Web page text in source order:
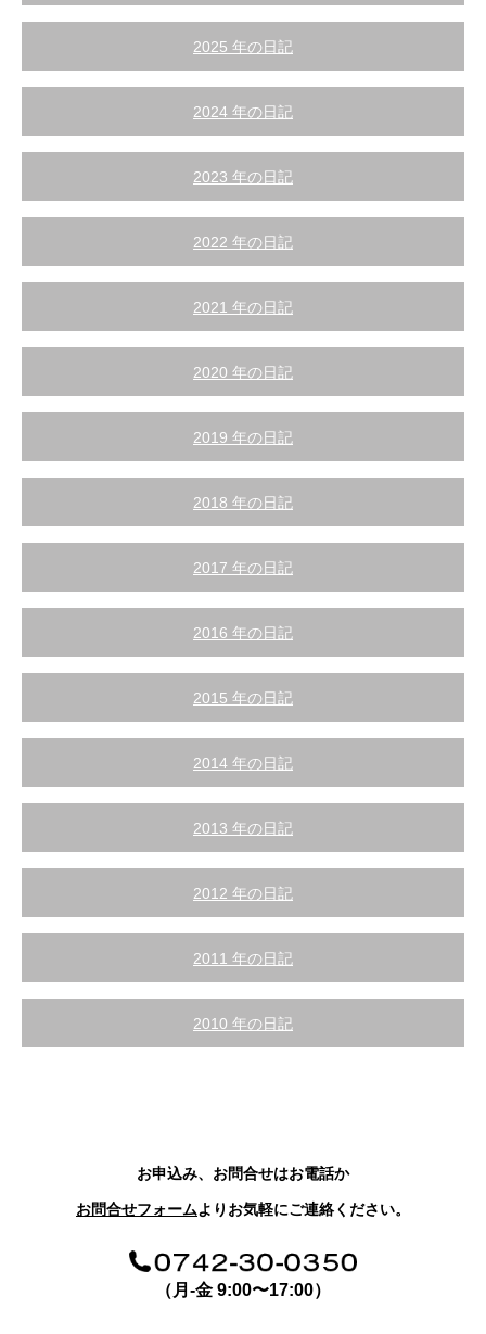
2025 年の日記
2024 年の日記
2023 年の日記
2022 年の日記
2021 年の日記
2020 年の日記
2019 年の日記
2018 年の日記
2017 年の日記
2016 年の日記
2015 年の日記
2014 年の日記
2013 年の日記
2012 年の日記
2011 年の日記
2010 年の日記
お申込み、お問合せはお電話か
お問合せフォームよりお気軽にご連絡ください。
（月-金 9:00〜17:00）